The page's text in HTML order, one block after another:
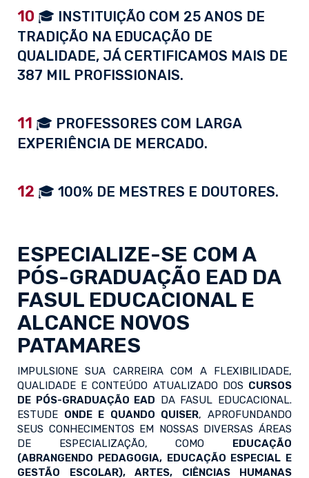
10 🎓 INSTITUIÇÃO COM 25 ANOS DE
TRADIÇÃO NA EDUCAÇÃO DE
QUALIDADE, JÁ CERTIFICAMOS MAIS DE
387 MIL PROFISSIONAIS.
11 🎓 PROFESSORES COM LARGA
EXPERIÊNCIA DE MERCADO.
12 🎓 100% DE MESTRES E DOUTORES.
ESPECIALIZE-SE COM A
PÓS-GRADUAÇÃO EAD DA
FASUL EDUCACIONAL E
ALCANCE NOVOS
PATAMARES
IMPULSIONE SUA CARREIRA COM A FLEXIBILIDADE,
QUALIDADE E CONTEÚDO ATUALIZADO DOS CURSOS
DE PÓS-GRADUAÇÃO EAD DA FASUL EDUCACIONAL.
ESTUDE ONDE E QUANDO QUISER, APROFUNDANDO
SEUS CONHECIMENTOS EM NOSSAS DIVERSAS ÁREAS
DE ESPECIALIZAÇÃO, COMO EDUCAÇÃO
(ABRANGENDO PEDAGOGIA, EDUCAÇÃO ESPECIAL E
GESTÃO ESCOLAR), ARTES, CIÊNCIAS HUMANAS